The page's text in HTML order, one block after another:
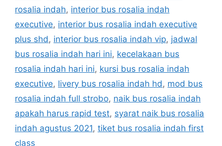
rosalia indah, interior bus rosalia indah
executive, interior bus rosalia indah executive
plus shd , interior bus rosalia indah vip, jadwal
bus rosalia indah hari ini, kecelakaan bus
rosalia indah hari ini, kursi bus rosalia indah
executive, livery bus rosalia indah hd , mod bus
rosalia indah full strobo, naik bus rosalia indah
apakah harus rapid test, syarat naik bus rosalia
indah agustus 2021, tiket bus rosalia indah first
class